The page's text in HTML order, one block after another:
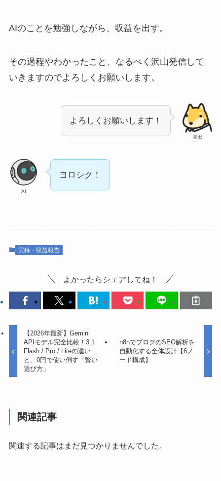
AIのことを勉強しながら、収益を出す。
その過程やわかったこと、なるべく沢山発信して
いきますのでよろしくお願いします。
柴田
よろしくお願いします！
AI
ヨロシク！
実録・収益報告
よかったらシェアしてね！
【2026年最新】Gemini
APIモデル完全比較！3.1
Flash / Pro / Liteの違い
と、0円で使い倒す「賢い
選び方」
n8nでブログのSEO解析を
自動化する全体設計【6ノ
ード構成】
関連記事
関連する記事はまだ見つかりませんでした。